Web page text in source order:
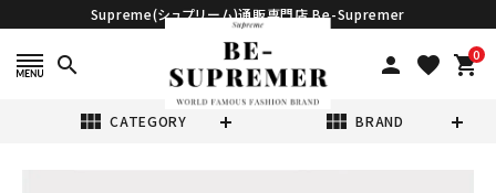
Supreme(シュプリーム)通販専門店 Be-Supremer
search person favorite 0
shopping_cart
view_module CATEGORY view_module BRAND